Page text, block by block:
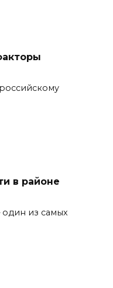
в районе
из самых